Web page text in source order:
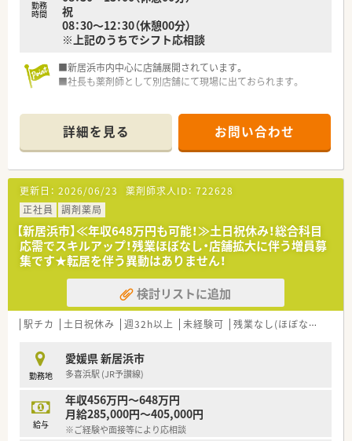
勤務
時間
祝
08：30～12：30（休憩00分）
※上記のうちでシフト応相談
■新居浜市内中心に店舗展開されています。
■社長も薬剤師として別店舗にて現場に出ておられます。
詳細を見る お問い合わせ
更新日： 2026/06/23 薬剤師求人ID： 722628
正社員
調剤薬局
【新居浜市】≪年収648万円も可能！≫土日祝休み！総合科目
応需でスキルアップ！残業ほぼなし・店舗拡大に伴う増員募
集です★転居を伴う異動はありません！
検討リストに追加
駅チカ 土日祝休み 週32h以上 未経験可 残業なし(ほぼなし含む)
勤務地
愛媛県 新居浜市
多喜浜駅 (JR予讃線)
給与
年収456万円～648万円
月給285,000円～405,000円
※ご経験や面接等により応相談